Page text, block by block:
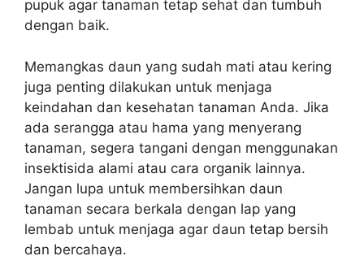
pupuk agar tanaman tetap sehat dan tumbuh
dengan baik.
Memangkas daun yang sudah mati atau kering
juga penting dilakukan untuk menjaga
keindahan dan kesehatan tanaman Anda. Jika
ada serangga atau hama yang menyerang
tanaman, segera tangani dengan menggunakan
insektisida alami atau cara organik lainnya.
Jangan lupa untuk membersihkan daun
tanaman secara berkala dengan lap yang
lembab untuk menjaga agar daun tetap bersih
dan bercahaya.